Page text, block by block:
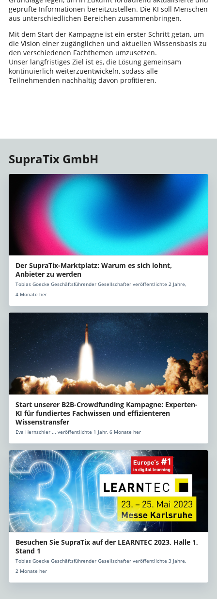
geprüfte Informationen bereitzustellen. Die KI soll Menschen
aus unterschiedlichen Bereichen zusammenbringen.
Mit dem Start der Kampagne ist ein erster Schritt getan, um
die Vision einer zugänglichen und aktuellen Wissensbasis zu
den verschiedenen Fachthemen umzusetzen.
Unser langfristiges Ziel ist es, die Lösung gemeinsam
kontinuierlich weiterzuentwickeln, sodass alle
Teilnehmenden nachhaltig davon profitieren.
SupraTix GmbH
Der SupraTix-Marktplatz: Warum es sich lohnt,
Anbieter zu werden
Tobias Goecke Geschäftsführender Gesellschafter veröffentlichte 2 Jahre,
4 Monate her
Start unserer B2B-Crowdfunding Kampagne: Experten-
KI für fundiertes Fachwissen und effizienteren
Wissenstransfer
Eva Hernschier ... veröffentlichte 1 Jahr, 6 Monate her
Besuchen Sie SupraTix auf der LEARNTEC 2023, Halle 1,
Stand 1
Tobias Goecke Geschäftsführender Gesellschafter veröffentlichte 3 Jahre,
2 Monate her